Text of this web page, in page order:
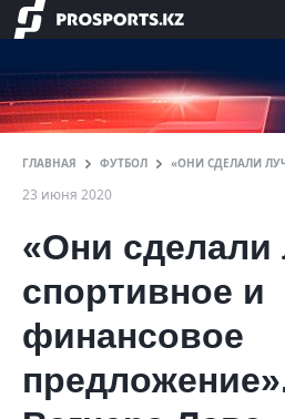
ГЛАВНАЯ ФУТБОЛ «ОНИ СДЕЛАЛИ
23 июня 2020
«Они сделали
спортивное и
финансовое